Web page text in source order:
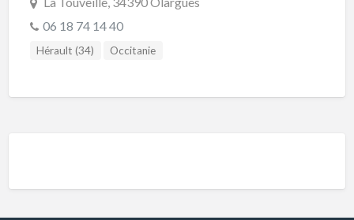
06 18 74 14 40
Hérault (34) Occitanie